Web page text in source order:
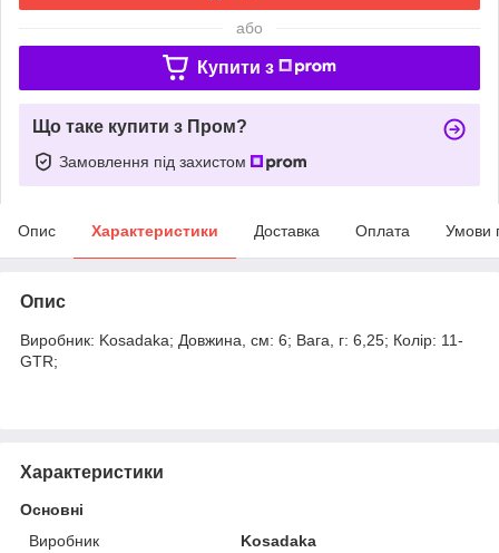
або
Купити з
Що таке купити з Пром?
Замовлення під захистом
Опис Характеристики Доставка Оплата Умови
Опис
Виробник: Kosadaka; Довжина, см: 6; Вага, г: 6,25; Колір: 11-
GTR;
Характеристики
Основні
Виробник
Kosadaka